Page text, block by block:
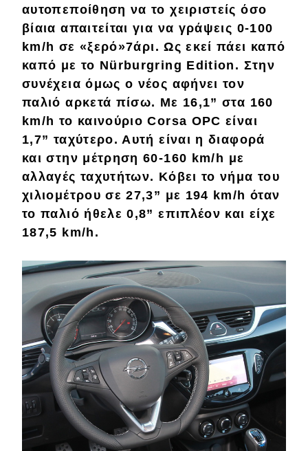
αυτοπεποίθηση να το χειριστείς όσο
βίαια απαιτείται για να γράψεις 0-100
km/h σε «ξερό»7άρι . Ως εκεί πάει καπό
καπό με το Nürburgring Edition. Στην
συνέχεια όμως ο νέος αφήνει τον
παλιόαρκετά πίσω. Με 16,1” στα 160
km/h το καινούριο Corsa OPC είναι
1,7” ταχύτερο. Αυτή είναι ηδιαφορά
και στην μέτρηση60-160 km/h με
αλλαγές ταχυτήτων. Κόβει το νήμα του
χιλιομέτρου σε27,3” με 194 km/h όταν
το παλιό ήθελε 0,8” επιπλέον και είχε
187,5 km/h.